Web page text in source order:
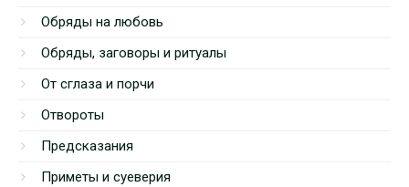
Обряды на любовь
Обряды, заговоры и ритуалы
От сглаза и порчи
Отвороты
Предсказания
Приметы и суеверия